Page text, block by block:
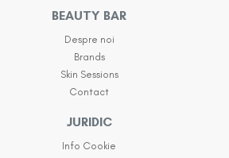
BEAUTY BAR
Despre noi
Brands
Skin Sessions
Contact
JURIDIC
Info Cookie